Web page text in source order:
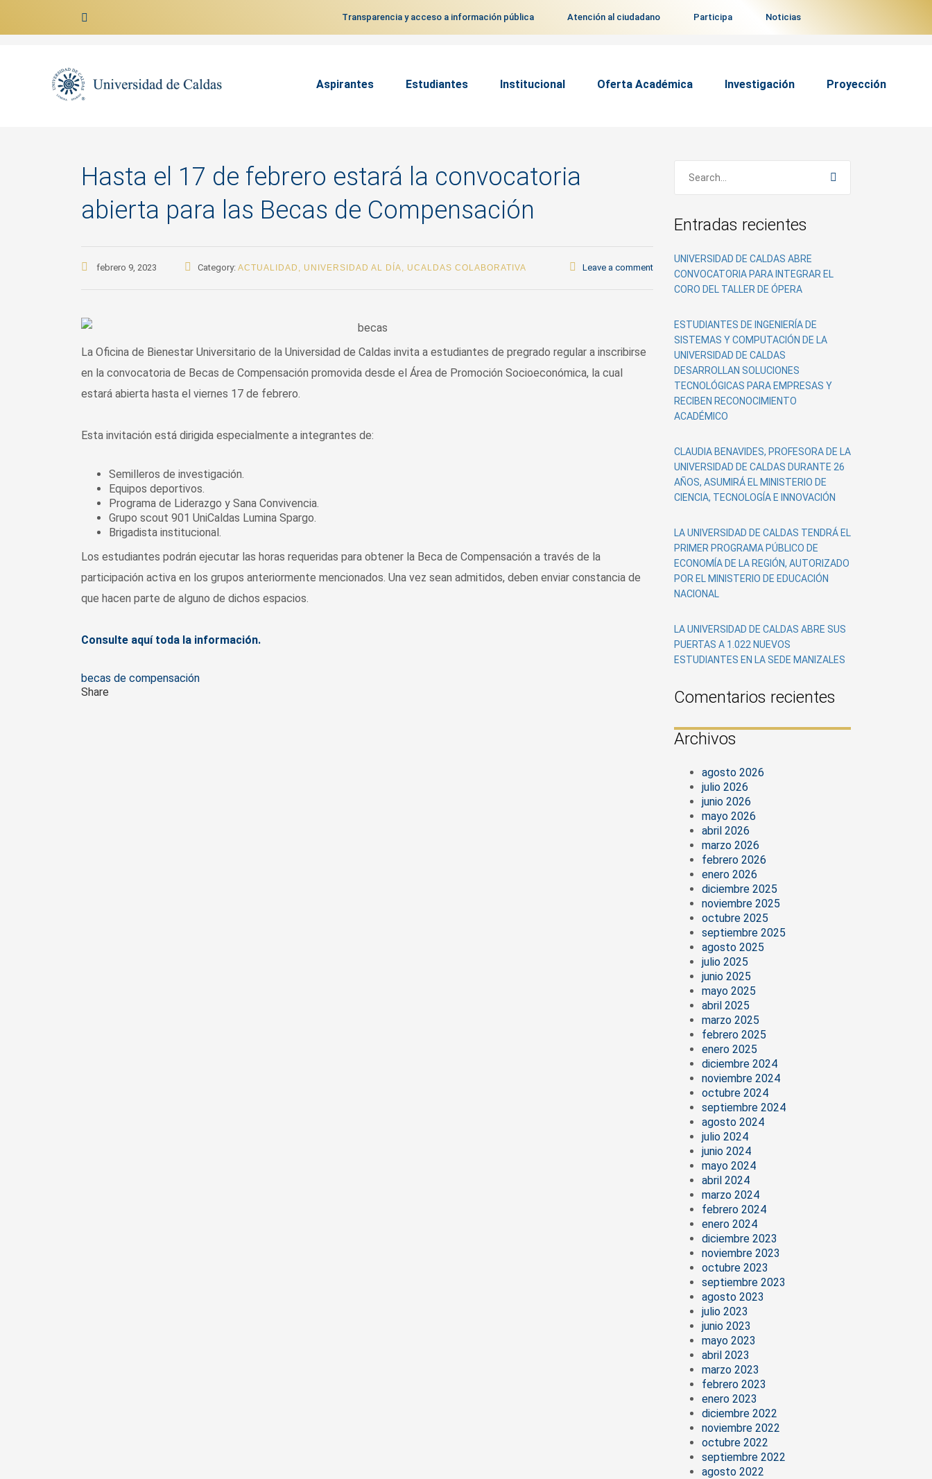
Transparencia y acceso a información pública Atención al ciudadano Participa Noticias
Aspirantes Estudiantes Institucional Oferta Académica Investigación Proyección
Hasta el 17 de febrero estará la convocatoria
abierta para las Becas de Compensación
febrero 9, 2023 Category: ACTUALIDAD , UNIVERSIDAD AL DÍA, UCALDAS COLABORATIVA Leave a comment
La Oficina de Bienestar Universitario de la Universidad de Caldas invita a estudiantes de pregrado regular a inscribirse
en la convocatoria de Becas de Compensación promovida desde el Área de Promoción Socioeconómica, la cual
estará abierta hasta el viernes 17 de febrero.
Esta invitación está dirigida especialmente a integrantes de:
Semilleros de investigación.
Equipos deportivos.
Programa de Liderazgo y Sana Convivencia.
Grupo scout 901 UniCaldas Lumina Spargo.
Brigadista institucional.
Los estudiantes podrán ejecutar las horas requeridas para obtener la Beca de Compensación a través de la
participación activa en los grupos anteriormente mencionados. Una vez sean admitidos, deben enviar constancia de
que hacen parte de alguno de dichos espacios.
Consulte aquí toda la información.
Tags
becas de compensación
Share
Entradas recientes
UNIVERSIDAD DE CALDAS ABRE
CONVOCATORIA PARA INTEGRAR EL
CORO DEL TALLER DE ÓPERA
ESTUDIANTES DE INGENIERÍA DE
SISTEMAS Y COMPUTACIÓN DE LA
UNIVERSIDAD DE CALDAS
DESARROLLAN SOLUCIONES
TECNOLÓGICAS PARA EMPRESAS Y
RECIBEN RECONOCIMIENTO
ACADÉMICO
CLAUDIA BENAVIDES, PROFESORA DE LA
UNIVERSIDAD DE CALDAS DURANTE 26
AÑOS, ASUMIRÁ EL MINISTERIO DE
CIENCIA, TECNOLOGÍA E INNOVACIÓN
LA UNIVERSIDAD DE CALDAS TENDRÁ EL
PRIMER PROGRAMA PÚBLICO DE
ECONOMÍA DE LA REGIÓN, AUTORIZADO
POR EL MINISTERIO DE EDUCACIÓN
NACIONAL
LA UNIVERSIDAD DE CALDAS ABRE SUS
PUERTAS A 1.022 NUEVOS
ESTUDIANTES EN LA SEDE MANIZALES
Comentarios recientes
Archivos
agosto 2026
julio 2026
junio 2026
mayo 2026
abril 2026
marzo 2026
febrero 2026
enero 2026
diciembre 2025
noviembre 2025
octubre 2025
septiembre 2025
agosto 2025
julio 2025
junio 2025
mayo 2025
abril 2025
marzo 2025
febrero 2025
enero 2025
diciembre 2024
noviembre 2024
octubre 2024
septiembre 2024
agosto 2024
julio 2024
junio 2024
mayo 2024
abril 2024
marzo 2024
febrero 2024
enero 2024
diciembre 2023
noviembre 2023
octubre 2023
septiembre 2023
agosto 2023
julio 2023
junio 2023
mayo 2023
abril 2023
marzo 2023
febrero 2023
enero 2023
diciembre 2022
noviembre 2022
octubre 2022
septiembre 2022
agosto 2022